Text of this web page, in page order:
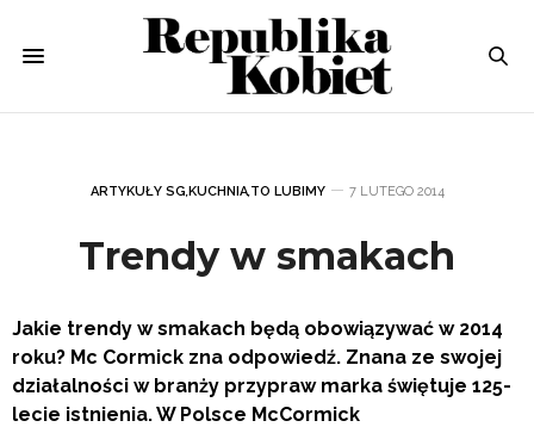
ARTYKUŁY SG,KUCHNIA,TO LUBIMY 7 LUTEGO 2014
Trendy w smakach
Jakie trendy w smakach będą obowiązywać w 2014
roku? Mc Cormick zna odpowiedź. Znana ze swojej
działalności w branży przypraw marka świętuje 125-
lecie istnienia. W Polsce McCormick